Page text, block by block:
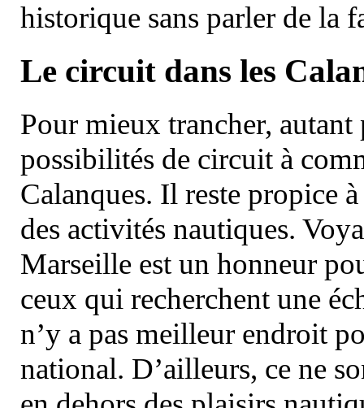
historique sans parler de la
Le circuit dans les
Pour mieux trancher, autant
possibilités de circuit à
Calanques. Il reste propice
des activités nautiques.
Marseille est un honneur
ceux qui recherchent une
n’y a pas meilleur endroit
national. D’ailleurs, ce ne